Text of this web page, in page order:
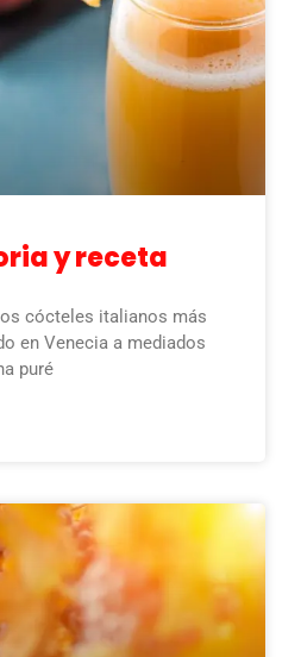
y receta
cócteles italianos más
en Venecia a mediados
puré